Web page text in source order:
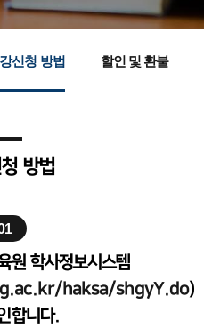
이동
신청 방법 할인 및 환불
방법
원 학사정보시스템
haksa/shgyY.do)
합니다.